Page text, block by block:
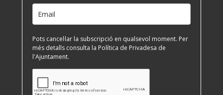
Pots cancel·lar la subscripció en qualsevol moment. Per
més detalls consulta la Política de Privadesa de
l'Ajuntament.